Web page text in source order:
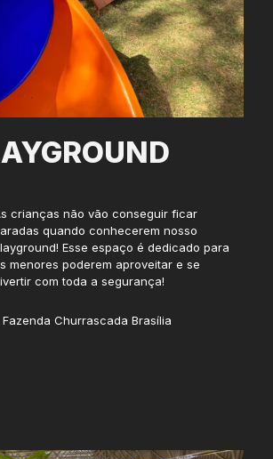
crianças não vão conseguir ficar
quando conhecerem nosso
Esse espaço é dedicado para
menores poderem aproveitar e se
com toda a segurança!
Fazenda Churrascada Brasília